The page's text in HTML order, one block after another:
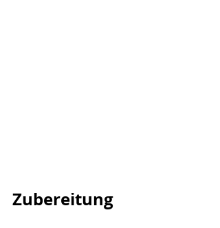
Zubereitung